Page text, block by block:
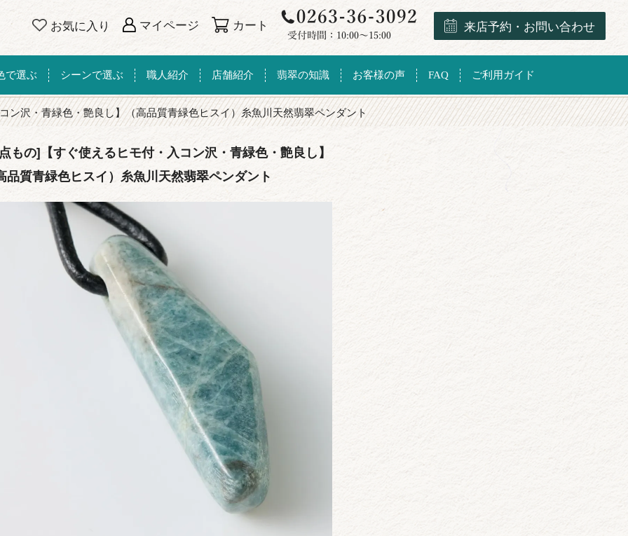
お気に入り マイページ カート 来店予約・お問い合わせ
で選ぶ シーンで選ぶ 職人紹介 店舗紹介 翡翠の知識 お客様の声 FAQ ご利用ガイド
ン沢・青緑色・艶良し】（高品質青緑色ヒスイ）糸魚川天然翡翠ペンダント
もの]【すぐ使えるヒモ付・入コン沢・青緑色・艶良し】
品質青緑色ヒスイ）糸魚川天然翡翠ペンダント